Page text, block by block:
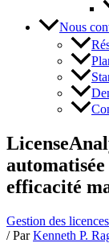
Nous
efficacité
Gestion des
/ ParKenneth P.